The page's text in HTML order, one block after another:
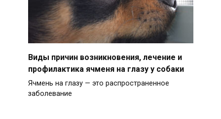
Виды причин возникновения, лечение и
профилактика ячменя на глазу у собаки
Ячмень на глазу — это распространенное
заболевание